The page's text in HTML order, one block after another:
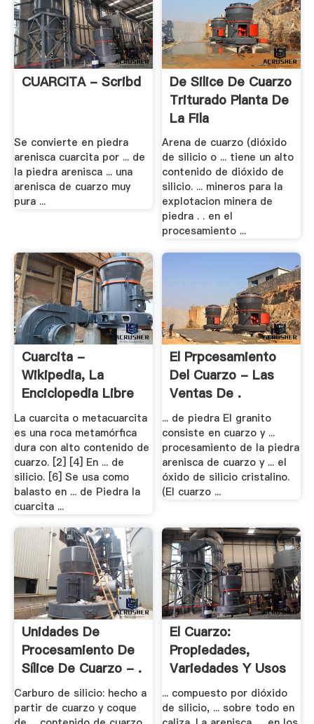
CUARCITA - Scribd
Se convierte en piedra
arenisca cuarcita por ... de
la piedra arenisca ... una
arenisca de cuarzo muy
pura ...
De Silice De Cuarzo
Triturado Planta De
La Fila
Arena de cuarzo (dióxido
de silicio o ... tiene un alto
contenido de dióxido de
silicio. ... mineros para la
explotacion minera de
piedra . . en el
procesamiento ...
Cuarcita -
Wikipedia, La
Enciclopedia Libre
La cuarcita o metacuarcita
es una roca metamórfica
dura con alto contenido de
cuarzo. [2] [4] En ... de
silicio. [6] Se usa como
balasto en ... de Piedra la
cuarcita ...
El Prpcesamiento
Del Cuarzo - Las
Ventas De .
... de piedra El granito
consiste en cuarzo y ...
procesamiento de la piedra
arenisca de cuarzo y ... el
óxido de silicio cristalino.
(El cuarzo ...
Unidades De
Procesamiento De
Sílice De Cuarzo - .
Carburo de silicio: hecho a
partir de cuarzo y coque
El Cuarzo:
Propiedades,
Variedades Y Usos
... compuesto por dióxido
de silicio, ... sobre todo en